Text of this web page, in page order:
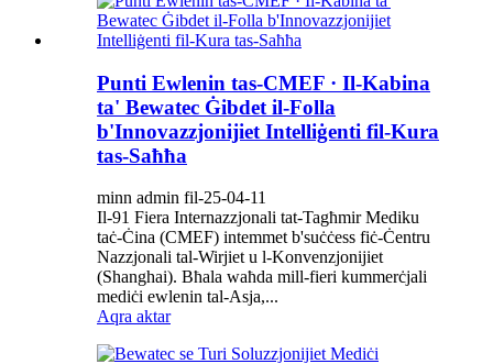
Punti Ewlenin tas-CMEF · Il-Kabina
ta' Bewatec Ġibdet il-Folla
b'Innovazzjonijiet Intelliġenti fil-Kura
tas-Saħħa
minn admin fil-25-04-11
Il-91 Fiera Internazzjonali tat-Tagħmir Mediku
taċ-Ċina (CMEF) intemmet b'suċċess fiċ-Ċentru
Nazzjonali tal-Wirjiet u l-Konvenzjonijiet
(Shanghai). Bħala waħda mill-fieri kummerċjali
mediċi ewlenin tal-Asja,...
Aqra aktar